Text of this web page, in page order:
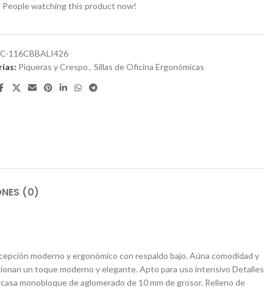
People watching this product now!
116CBBALI426
Piqueras y Crespo, Sillas de Oficina Ergonómicas
(0)
moderno y ergonómico con respaldo bajo. Aúna comodidad y
un toque moderno y elegante. Apto para uso intensivo Detalles
monobloque de aglomerado de 10 mm de grosor. Relleno de